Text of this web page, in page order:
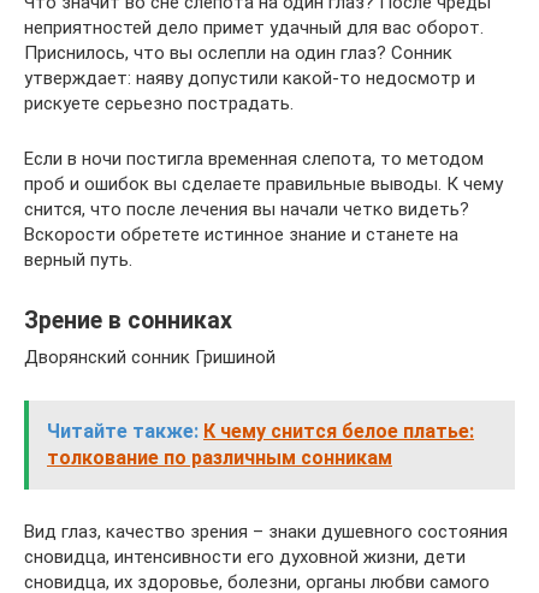
неприятностей дело примет удачный для вас оборот.
Приснилось, что вы ослепли на один глаз? Сонник
утверждает: наяву допустили какой-то недосмотр и
рискуете серьезно пострадать.
Если в ночи постигла временная слепота, то методом
проб и ошибок вы сделаете правильные выводы. К чему
снится, что после лечения вы начали четко видеть?
Вскорости обретете истинное знание и станете на
верный путь.
Зрение в сонниках
Дворянский сонник Гришиной
Читайте также: К чему снится белое платье:
толкование по различным сонникам
Вид глаз, качество зрения – знаки душевного состояния
сновидца, интенсивности его духовной жизни, дети
сновидца, их здоровье, болезни, органы любви самого